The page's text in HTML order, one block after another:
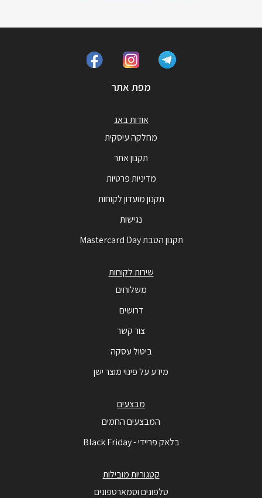
מפת אתר
אודות באג
מחלקה עיסקית
תקנון אתר
מדיניות פרטיות
תקנון מועדון לקוחות
נגישות
תקנון הטבת Mastercard Day
שירות לקוחות
משלוחים
דרושים
צור קשר
ביטול עסקה
מידע על פינוי מוצר ישן
מבצעים
המבצעים החמים
בלאק פריידי - Black Friday
קטגוריות מובילות
טלפונים וסמארטפונים